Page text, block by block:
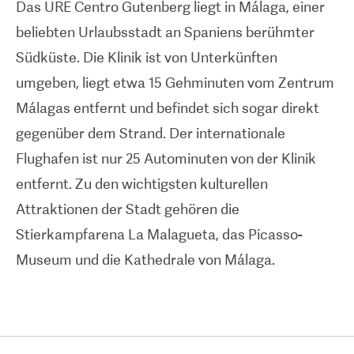
eine beeindruckende Menge an Erfahrung und
Wissen eingeflossen, die auch heute noch das
beeinflusst. Der Gründer, Dr. Manuel Moya, ist
Facharzt für Gynäkologie und Geburtshilfe mit
dem Schwerpunkt Fruchtbarkeit, Reproduktion
und Andrologie. Dr. Claudio Pinochet, der als
medizinischer Leiter fungiert, hat sich auf
dieselben Bereiche spezialisiert und seine
Kenntnisse in der Reproduktionsmedizin durch
einen Master-Abschluss in menschlicher
Das URE Centro Gutenberg liegt in Málaga, einer
beliebten Urlaubsstadt an Spaniens berühmter
Südküste. Die Klinik ist von Unterkünften
umgeben, liegt etwa 15 Gehminuten vom Zentrum
Málagas entfernt und befindet sich sogar direkt
gegenüber dem Strand. Der internationale
Flughafen ist nur 25 Autominuten von der Klinik
entfernt. Zu den wichtigsten kulturellen
Attraktionen der Stadt gehören die
Stierkampfarena La Malagueta, das Picasso-
Museum und die Kathedrale von Málaga.